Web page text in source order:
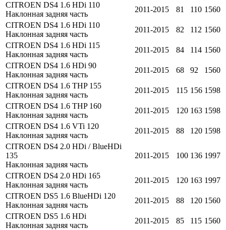
CITROEN DS4 1.6 HDi 110
Наклонная задняя часть
2011-2015 81 110 1560
CITROEN DS4 1.6 HDi 110
Наклонная задняя часть
2011-2015 82 112 1560
CITROEN DS4 1.6 HDi 115
Наклонная задняя часть
2011-2015 84 114 1560
CITROEN DS4 1.6 HDi 90
Наклонная задняя часть
2011-2015 68 92
1560
CITROEN DS4 1.6 THP 155
Наклонная задняя часть
2011-2015 115 156 1598
CITROEN DS4 1.6 THP 160
Наклонная задняя часть
2011-2015 120 163 1598
CITROEN DS4 1.6 VTi 120
Наклонная задняя часть
2011-2015 88 120 1598
CITROEN DS4 2.0 HDi / BlueHDi
135
Наклонная задняя часть
2011-2015 100 136 1997
CITROEN DS4 2.0 HDi 165
Наклонная задняя часть
2011-2015 120 163 1997
CITROEN DS5 1.6 BlueHDi 120
Наклонная задняя часть
2011-2015 88 120 1560
CITROEN DS5 1.6 HDi
Наклонная задняя часть
2011-2015 85 115 1560